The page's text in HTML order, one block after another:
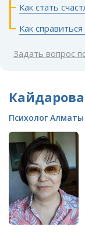
Как стать
Как
Задать вопрос
Психолог Алматы